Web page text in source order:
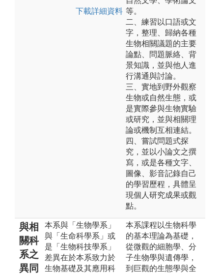
下載詳細資料 等。
二、練習以口語或文
字，整理、歸納各種
生物相關議題的主要
論點、問題脈絡、背
景知識，並與他人進
行溝通與討論。
三、實地到野外觀察
生物或自然生態，或
是實際參與生物實驗
或研究，並與相關理
論或機制互相連結。
四、嘗試問題式探
究，並以小論文之撰
寫，或是各種文字、
圖像、影音記錄自己
的學習歷程，具體呈
現個人研究成果或觀
點。
與相
關科
系之
異同
本系與「生物學系」
與「生命科學系」或
是「生物科技學系」
差異在於本系致力於
生物基礎及其應用科
本系課程以生物科學
的基本理論為基礎，
從微觀的細胞學、分
子生物學與遺傳學，
到巨觀的生態學與全